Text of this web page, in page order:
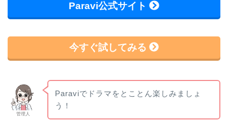
Paravi公式サイト
今すぐ試してみる
管理人
Paraviでドラマをとことん楽しみましょ
う！